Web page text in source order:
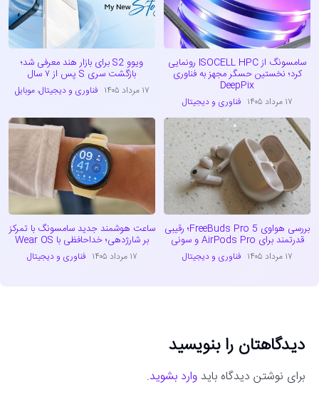
سامسونگ از ISOCELL HPC رونمایی
کرد؛ نخستین حسگر مجهز به فناوری
DeepPix
۱۷ مرداد ۱۴۰۵ فناوری و دیجیتال
ویوو S2 برای بازار هند معرفی شد؛
بازگشت سری S پس از ۷ سال
۱۷ مرداد ۱۴۰۵ فناوری و دیجیتال،موبایل
بررسی هواوی FreeBuds Pro 5؛ رقیبی
قدرتمند برای AirPods Pro و سونی
۱۷ مرداد ۱۴۰۵ فناوری و دیجیتال
ساعت هوشمند جدید سامسونگ با تمرکز
بر شارژدهی؛ خداحافظی با Wear OS
۱۷ مرداد ۱۴۰۵ فناوری و دیجیتال
دیدگاهتان را بنویسید
برای نوشتن دیدگاه باید وارد بشوید.